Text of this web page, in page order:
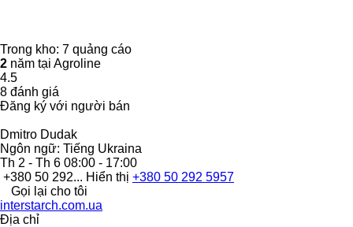
Trong kho: 7 quảng cáo
2 năm tại Agroline
4.5
8 đánh giá
Đăng ký với người bán
Dmitro Dudak
Ngôn ngữ: Tiếng Ukraina
Th 2 - Th 6 08:00 - 17:00
+380 50 292... Hiển thị +380 50 292 5957
Gọi lại cho tôi
interstarch.com.ua
Địa chỉ